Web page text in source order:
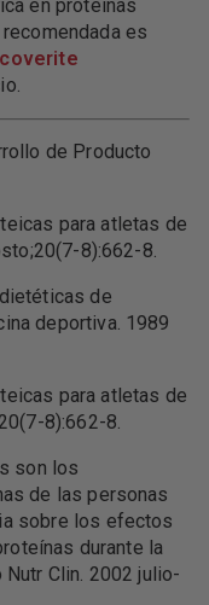
en proteínas
es
de Producto
para atletas de
8):662-8.
de
deportiva. 1989
para atletas de
8):662-8.
son los
de las personas
sobre los efectos
durante la
Clin. 2002 julio-